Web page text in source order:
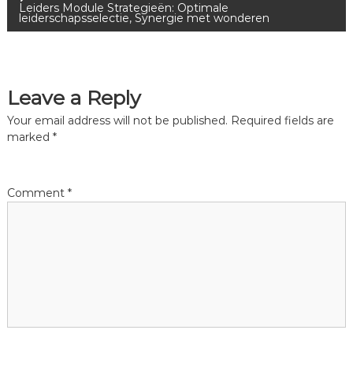
s
n
a
i
Leiders Module Strategieën: Optimale
leiderschapsselectie, Synergie met wonderen
Leave a Reply
Your email address will not be published. Required fields are
marked *
Comment *